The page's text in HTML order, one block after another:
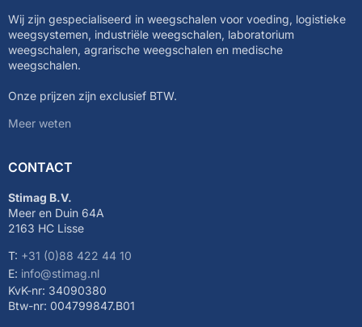
Wij zijn gespecialiseerd in weegschalen voor voeding, logistieke
weegsystemen, industriële weegschalen, laboratorium
weegschalen, agrarische weegschalen en medische
weegschalen.
Onze prijzen zijn exclusief BTW.
Meer weten
CONTACT
Stimag B.V.
Meer en Duin 64A
2163 HC Lisse
T: +31 (0)88 422 44 10
E: info@stimag.nl
KvK-nr: 34090380
Btw-nr: 004799847.B01